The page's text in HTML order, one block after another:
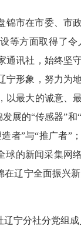
锦市在市委、市
等方面取得了
通讯社，始终坚
宁形象，努力为
以最大的诚意、
展的“传感器”
者”与“推广者
球的新闻采集网
辽宁全面振兴
宁分社分党组